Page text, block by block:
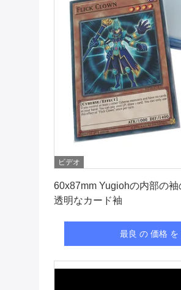
ビデオ
60x87mm Yugiohの内部の
透明なカード袖
最良 の 価格 を